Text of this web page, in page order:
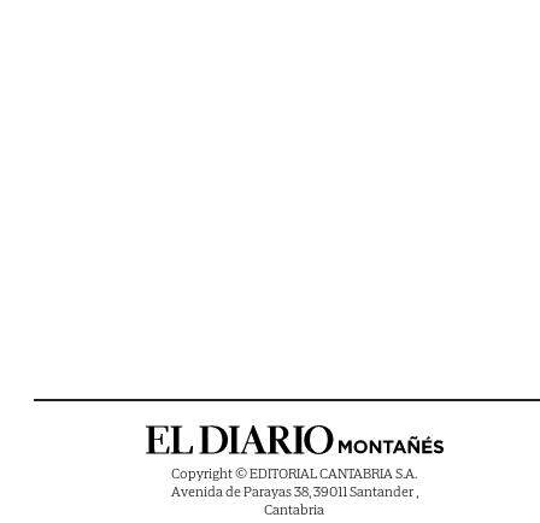
Copyright © EDITORIAL CANTABRIA S.A.
Avenida de Parayas 38, 39011 Santander ,
Cantabria